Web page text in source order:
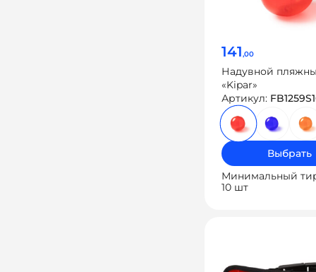
141,00
Надувной
«Kipar»
Артикул:
Выбрать
Минимальный
10 шт